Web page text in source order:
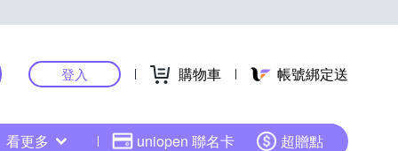
登入 購物車 帳號綁定送
看更多 uniopen 聯名卡 超贈點